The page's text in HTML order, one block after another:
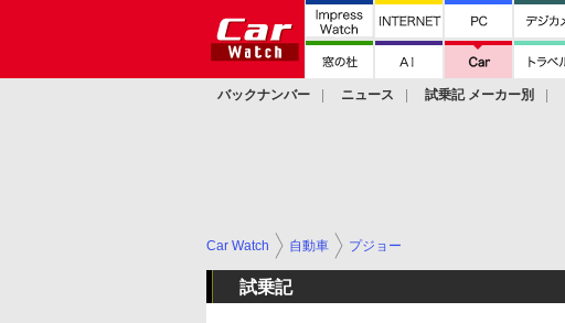
バックナンバー ニュース 試乗記 メーカー別
Car Watch 自動車 プジョー
試乗記